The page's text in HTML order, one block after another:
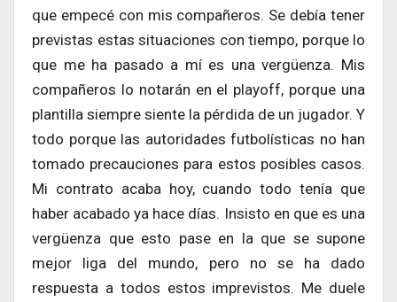
que empecé con mis compañeros. Se debía tener
previstas estas situaciones con tiempo, porque lo
que me ha pasado a mí es una vergüenza. Mis
compañeros lo notarán en el playoff, porque una
plantilla siempre siente la pérdida de un jugador. Y
todo porque las autoridades futbolísticas no han
tomado precauciones para estos posibles casos.
Mi contrato acaba hoy, cuando todo tenía que
haber acabado ya hace días. Insisto en que es una
vergüenza que esto pase en la que se supone
mejor liga del mundo, pero no se ha dado
respuesta a todos estos imprevistos. Me duele